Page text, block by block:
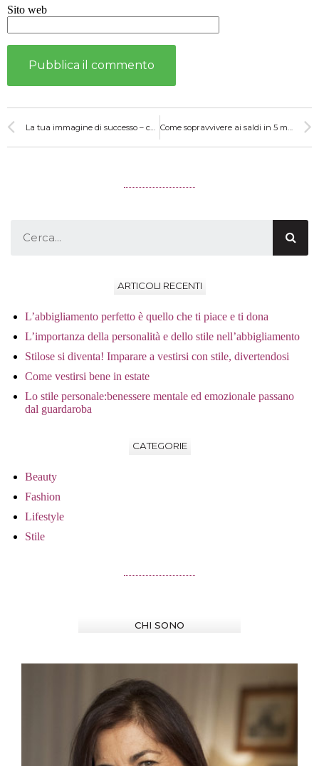
Sito web
ARTICOLI RECENTI
L’abbigliamento perfetto è quello che ti piace e ti dona
L’importanza della personalità e dello stile nell’abbigliamento
Stilose si diventa! Imparare a vestirsi con stile, divertendosi
Come vestirsi bene in estate
Lo stile personale:benessere mentale ed emozionale passano
dal guardaroba
CATEGORIE
Beauty
Fashion
Lifestyle
Stile
CHI SONO